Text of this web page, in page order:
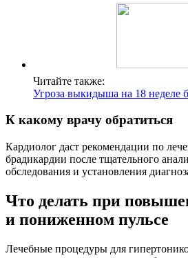
Читайте также:
Угроза выкидыша на 18 неделе
К какому врачу обратиться
Кардиолог даст рекомендации по
брадикардии после тщательного
обследования и установления
Что делать при
и пониженном пульсе
Лечебные процедуры для